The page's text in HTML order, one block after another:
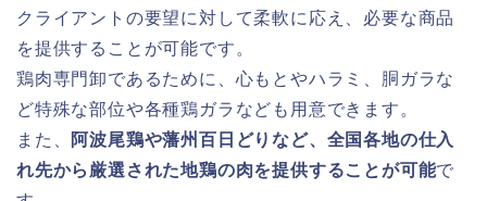
クライアントの要望に対して柔軟に応え、必要な商品
を提供することが可能です。
鶏肉専門卸であるために、心もとやハラミ、胴ガラな
ど特殊な部位や各種鶏ガラなども用意できます。
また、 阿波尾鶏や藩州百日どりなど、全国各地の仕入
れ先から厳選された地鶏の肉を提供することが可能で